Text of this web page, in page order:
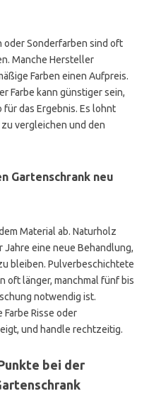
oder Sonderfarben sind oft
Manche Hersteller
Farben einen Aufpreis.
Farbe kann günstiger sein,
für das Ergebnis. Es lohnt
vergleichen und den
Gartenschrank neu
Material ab. Naturholz
Jahre eine neue Behandlung,
bleiben. Pulverbeschichtete
oft länger, manchmal fünf bis
notwendig ist.
Risse oder
und handle rechtzeitig.
bei der